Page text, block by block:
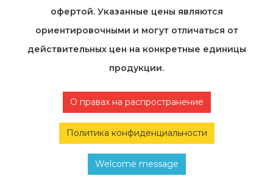
офертой. Указанные цены являются
ориентировочными и могут отличаться от
действительных цен на конкретные единицы
продукции.
О правах на распространение
Политика конфиденциальности
Welcome message